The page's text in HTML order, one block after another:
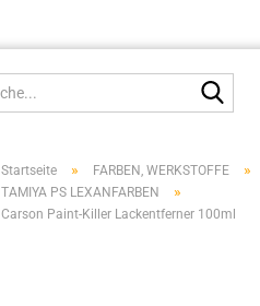
Startseite » FARBEN, WERKSTOFFE »
TAMIYA PS LEXANFARBEN »
Carson Paint-Killer Lackentferner 100ml